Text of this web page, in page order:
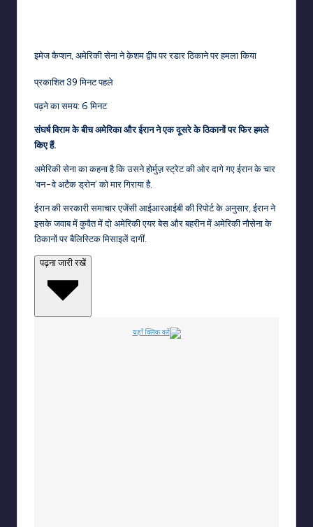
इमेज कैप्शन, अमेरिकी सेना ने क़ेशम द्वीप पर रडार ठिकाने पर हमला किया
प्रकाशित39 मिनट पहले
पढ़ने का समय: 6 मिनट
संघर्ष विराम के बीच अमेरिका और ईरान ने एक दूसरे के ठिकानों पर फिर हमले
किए हैं.
अमेरिकी सेना का कहना है कि उसने होर्मुज़ स्ट्रेट की ओर दागे गए ईरान के चार
‘वन-वे अटैक ड्रोन’ को मार गिराया है.
ईरान की सरकारी समाचार एजेंसी आईआरआईबी की रिपोर्ट के अनुसार, ईरान ने
इसके जवाब में कुवैत में दो अमेरिकी एयर बेस और बहरीन में अमेरिकी नौसेना के
ठिकानों पर बैलिस्टिक मिसाइलें दागीं.
पढ़ना जारी रखें